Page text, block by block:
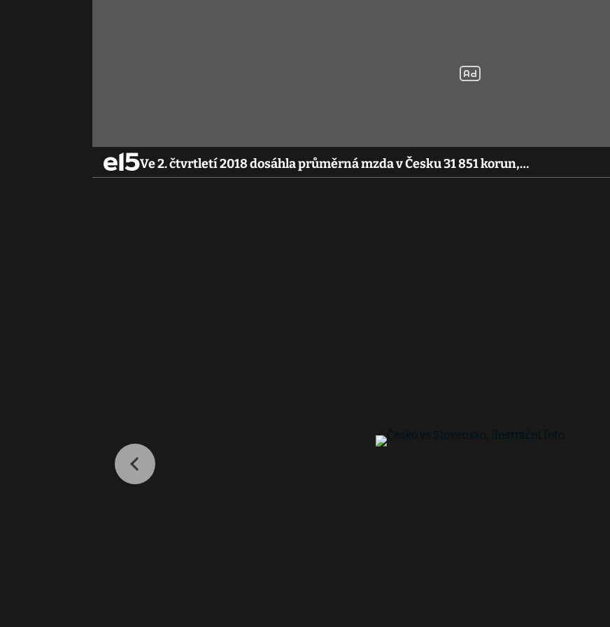
Ve 2. čtvrtletí 2018 dosáhla průměrná mzda v Česku 31 851 korun,…